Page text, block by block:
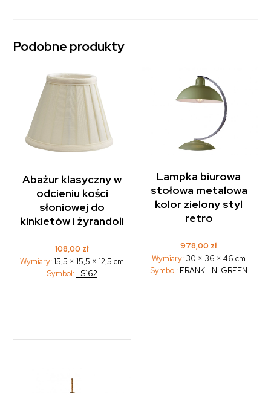
Podobne produkty
Abażur klasyczny w
odcieniu kości
słoniowej do
kinkietów i żyrandoli
108,00 zł
Wymiary:15,5 × 15,5 × 12,5 cm
Symbol: LS162
Lampka biurowa
stołowa metalowa
kolor zielony styl
retro
978,00 zł
Wymiary: 30 × 36 × 46 cm
Symbol: FRANKLIN-GREEN